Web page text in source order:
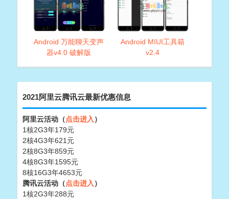
Android 万能聊天变声
器v4.0 破解版
Android MIUI工具箱
v2.4
2021阿里云腾讯云最新优惠信息
阿里云活动（点击进入）
1核2G3年179元
2核4G3年621元
2核8G3年859元
4核8G3年1595元
8核16G3年4653元
腾讯云活动（点击进入）
1核2G3年288元